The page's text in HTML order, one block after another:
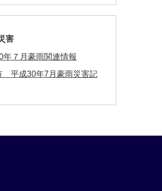
害
年７月豪雨関連情報
平成30年7月豪雨災害記